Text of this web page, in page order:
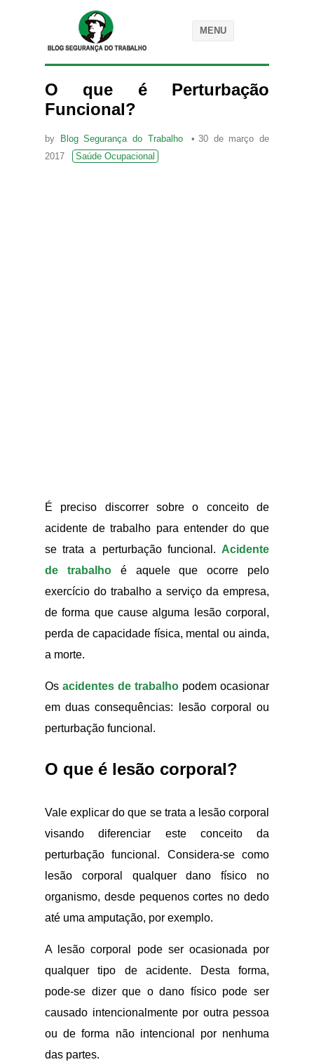
MENU
O que é Perturbação
Funcional?
by Blog Segurança do Trabalho
30 de março de
2017
Saúde Ocupacional
É preciso discorrer sobre o conceito de
acidente de trabalho para entender do que
se trata a perturbação funcional. Acidente
de trabalhoé aquele que ocorre pelo
exercício do trabalho a serviço da empresa,
de forma que cause alguma lesão corporal,
perda de capacidade física, mental ou ainda,
a morte.
Os acidentes de trabalho podem ocasionar
em duas consequências: lesão corporal ou
perturbação funcional.
O que é lesão corporal?
Vale explicar do que se trata a lesão corporal
visando diferenciar este conceito da
perturbação funcional. Considera-se como
lesão corporal qualquer dano físico no
organismo, desde pequenos cortes no dedo
até uma amputação, por exemplo.
A lesão corporal pode ser ocasionada por
qualquer tipo de acidente. Desta forma,
pode-se dizer que o dano físico pode ser
causado intencionalmente por outra pessoa
ou de forma não intencional por nenhuma
das partes.